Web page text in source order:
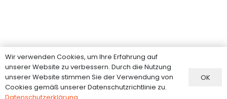
Information
FAQ
Versand
Wir verwenden Cookies, um Ihre Erfahrung auf
unserer Website zu verbessern. Durch die Nutzung
unserer Website stimmen Sie der Verwendung von
Cookies gemäß unserer Datenschutzrichtlinie zu.
OK